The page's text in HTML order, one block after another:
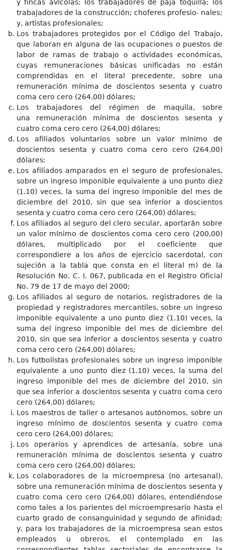
y fincas avícolas; los trabajadores de paja toquilla; los
trabajadores de la construcción; choferes profesio- nales;
y, artistas profesionales;
Los trabajadores protegidos por el Código del Trabajo,
que laboran en alguna de las ocupaciones o puestos de
labor de ramas de trabajo o actividades económicas,
cuyas remuneraciones básicas unificadas no están
comprendidas en el literal precedente, sobre una
remuneración mínima de doscientos sesenta y cuatro
coma cero cero (264,00) dólares;
Los trabajadores del régimen de maquila, sobre
una remuneración mínima de doscientos sesenta y
cuatro coma cero cero (264,00) dólares;
Los afiliados voluntarios sobre un valor mínimo de
doscientos sesenta y cuatro coma cero cero (264,00)
dólares;
Los afiliados amparados en el seguro de profesionales,
sobre un ingreso imponible equivalente a uno punto diez
(1.10) veces, la suma del ingreso imponible del mes de
diciembre del 2010, sin que sea inferior a doscientos
sesenta y cuatro coma cero cero (264,00) dólares;
Los afiliados al seguro del clero secular, aportarán sobre
un valor mínimo de doscientos coma cero cero (200,00)
dólares, multiplicado por el coeficiente que
correspondiere a los años de ejercicio sacerdotal, con
sujeción a la tabla que consta en el literal m) de la
Resolución No. C. I. 067, publicada en el Registro Oficial
No. 79 de 17 de mayo del 2000;
Los afiliados al seguro de notarios, registradores de la
propiedad y registradores mercantiles, sobre un ingreso
imponible equivalente a uno punto diez (1.10) veces, la
suma del ingreso imponible del mes de diciembre del
2010, sin que sea inferior a doscientos sesenta y cuatro
coma cero cero (264,00) dólares;
Los futbolistas profesionales sobre un ingreso imponible
equivalente a uno punto diez (1.10) veces, la suma del
ingreso imponible del mes de diciembre del 2010, sin
que sea inferior a doscientos sesenta y cuatro coma cero
cero (264,00) dólares;
Los maestros de taller o artesanos autónomos, sobre un
ingreso mínimo de doscientos sesenta y cuatro coma
cero cero (264,00) dólares;
Los operarios y aprendices de artesanía, sobre una
remuneración mínima de doscientos sesenta y cuatro
coma cero cero (264,00) dólares;
Los colaboradores de la microempresa (no artesanal),
sobre una remuneración mínima de doscientos sesenta y
cuatro coma cero cero (264,00) dólares, entendiéndose
como tales a los parientes del microempresario hasta el
cuarto grado de consanguinidad y segundo de afinidad;
y, para los trabajadores de la microempresa sean estos
empleados u obreros, el contemplado en las